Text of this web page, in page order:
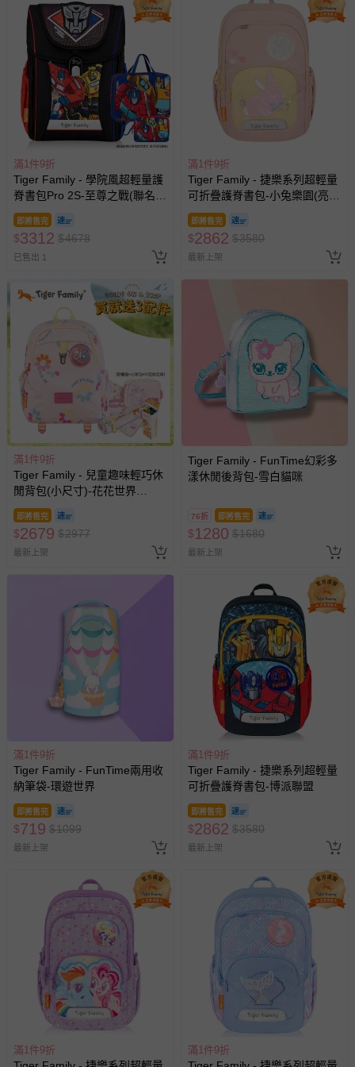
滿1件9折
Tiger Family - 學院風超輕量護
脊書包Pro 2S-至尊之戰(聯名
款)-(贈品：文具2件(補習袋+零
錢包)-博派之宇宙決戰)-花色送
完以其他樣式替代 不另行通知
即將售完
$3312 $4678
已售出 1
滿1件9折
Tiger Family - 捷樂系列超輕量
可折疊護脊書包-小兔樂園(亮片
款)
即將售完
$2862 $3580
最新上架
滿1件9折
Tiger Family - 兒童趣味輕巧休
閒背包(小尺寸)-花花世界
│Kanga 大掛包 【團購優惠】-
贈三件組 (野餐墊+小掛包+彩色
筆)-款式隨機，送完以其他替代
不另行通知另行通知
即將售完
$2679 $2977
最新上架
Tiger Family - FunTime幻彩多
漾休閒後背包-雪白貓咪
76折 即將售完
$1280 $1680
最新上架
滿1件9折
Tiger Family - FunTime兩用收
納筆袋-環遊世界
即將售完
$719 $1099
最新上架
滿1件9折
Tiger Family - 捷樂系列超輕量
可折疊護脊書包-博派聯盟
即將售完
$2862 $3580
最新上架
滿1件9折 滿1件9折